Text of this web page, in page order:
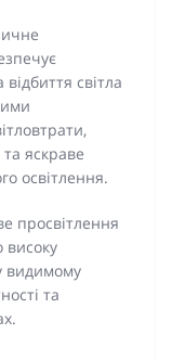
світла
яскраве
освітлення.
просвітлення
високу
видимому
та